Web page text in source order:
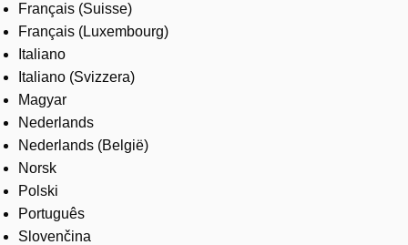
Français (Suisse)
Français (Luxembourg)
Italiano
Italiano (Svizzera)
Magyar
Nederlands
Nederlands (België)
Norsk
Polski
Português
Slovenčina